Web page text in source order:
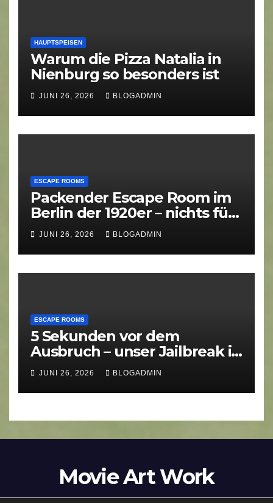
HAUPTSPEISEN
Warum die Pizza Natalia in
Nienburg so besonders ist
JUNI 26, 2026 BLOGADMIN
ESCAPE ROOMS
Packender Escape Room im
Berlin der 1920er – nichts für
schwache Nerven
JUNI 26, 2026 BLOGADMIN
ESCAPE ROOMS
5 Sekunden vor dem
Ausbruch – unser Jailbreak in
Hamburg
JUNI 26, 2026 BLOGADMIN
Movie Art Work